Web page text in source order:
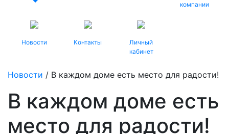
компании
Новости Контакты
Личный
кабинет
Новости / В каждом доме есть место для радости!
В каждом доме есть
место для радости!